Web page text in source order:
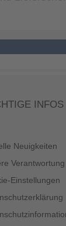
INFOS
Neuigkeiten
Verantwortung
Einstellungen